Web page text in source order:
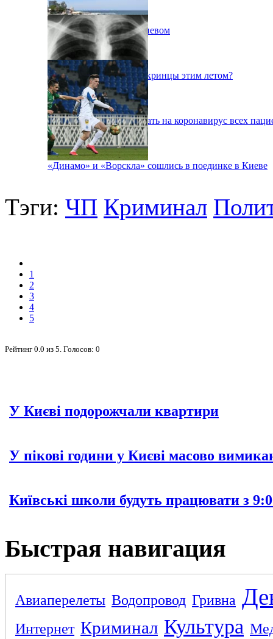
Пожар на свалке под Киевом
Куда поедут отдыхать укринцы этим летом?
В Киеве будут тестировать на коронавирус всех
«Динамо» и «Ворскла» сошлись в поединке в Киеве
Тэги: ЧП Криминал
1
2
3
4
5
Рейтинг 0.0 из 5 . Голосов: 0
У Києві подорожчали квартири
У пікові години у Києві масово
Київські школи будуть працювати з
Быстрая навигация
Авиаперелеты Водопровод Гривна
Интернет Криминал Культура